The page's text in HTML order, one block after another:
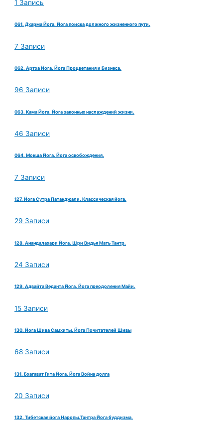
1 Запись
061. Дхарма Йога. Йога поиска должного жизненного пути.
7 Записи
062. Артха Йога. Йога Процветания и Бизнеса.
96 Записи
063. Кама Йога. Йога законных наслаждений жизни.
46 Записи
064. Мокша Йога. Йога освобождения.
7 Записи
127. Йога Сутра Патанджали. Классическая йога.
29 Записи
128. Анандалахари Йога. Шри Видья Мать Тантр.
24 Записи
129. Адвайта Веданта Йога. Йога преодоления Майи.
15 Записи
130. Йога Шива Самхиты. Йога Почитателей Шивы
68 Записи
131. Бхагават Гита Йога. Йога Война долга
20 Записи
132. Тибетская йога Наропы.Тантра Йога буддизма.